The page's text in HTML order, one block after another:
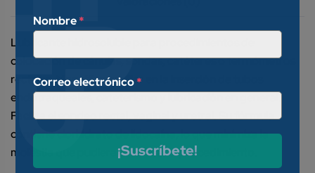
Lubricante hidrosoluble para procedimientos de
colocación de cánulas, sondas, catéteres o termómetros
rectales. Magnífico auxiliar en la inserción de tubos
endotraqueales, cateterismo y lubricación en general.
Facilita el sondeo rectal, vaginal y uretral. Su fórmula
contiene clorhidrato de lidocaína, lo que minimiza la
molestia que pudiera provocar el procedimiento.
Nombre*
Correo electrónico*
¡Suscríbete!